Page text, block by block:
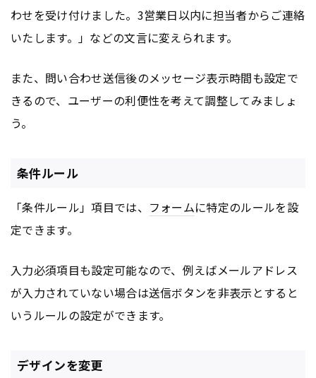
わせを受け付けました。3営業日以内に担当者からご連絡
いたします。」などの文言に変えられます。
また、問い合わせ送信後のメッセージ表示時間も設定で
きるので、ユーザーの利便性を考えて調整してみましょ
う。
条件ルール
「条件ルール」項目では、 フォームに特定のルールを設
定できます。
入力必須項目も設定可能なので、例えばメールアドレス
が入力されていない場合は送信ボタンを非表示とすると
いうルールの設定ができます。
デザインを変更